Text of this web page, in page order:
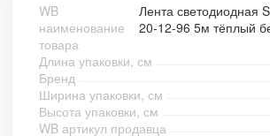
WB
наименование
товара
Лента светодиодная
20-12-96 5м тёплый
Длина упаковки, см
Бренд
Ширина упаковки, см
Высота упаковки, см
WB артикул продавца